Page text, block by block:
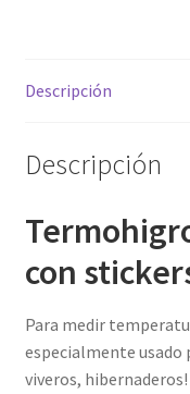
Descripción
Descripción
con
Para medir
especialmente usado
viveros,